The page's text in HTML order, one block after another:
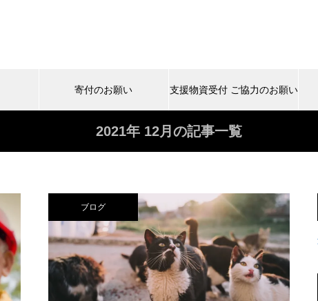
寄付のお願い 支援物資受付 ご協力のお願い
2021年 12月の記事一覧
ブログ